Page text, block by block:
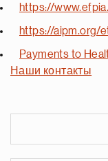
https://
https://aipm.org/
Payments to
Наши контакты